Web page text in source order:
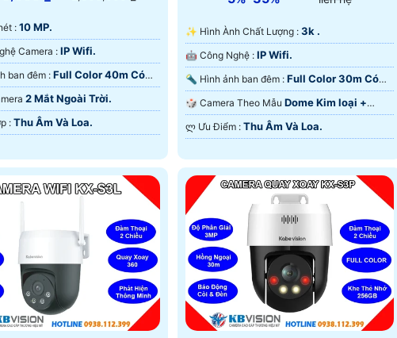
: 10 MP.
🏆 Công Nghệ Camera : IP Wifi.
🌈 Hình ảnh ban đêm : Full Color 40m Có
2 Mắt Ngoài Trời.
️💫 Tích Hợp : Thu Âm Và Loa.
✨ Hình Ành Chất Lượng : 3k .
🤖️ Công Nghệ : IP Wifi.
🔦 Hình ảnh ban đêm : Full Color 30m Có
Màu Ban Ðêm.
🎲 Camera Theo Mẫu Dome Kim loại +
Nhựa.
️ლ Ưu Điểm : Thu Âm Và Loa.